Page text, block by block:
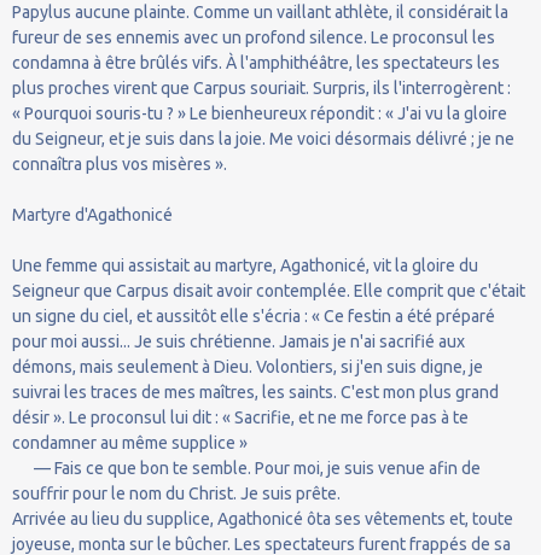
Papylus aucune plainte. Comme un vaillant athlète, il considérait la
fureur de ses ennemis avec un profond silence. Le proconsul les
condamna à être brûlés vifs. À l'amphithéâtre, les spectateurs les
plus proches virent que Carpus souriait. Surpris, ils l'interrogèrent :
« Pourquoi souris-tu ? » Le bienheureux répondit : « J'ai vu la gloire
du Seigneur, et je suis dans la joie. Me voici désormais délivré ; je ne
connaîtra plus vos misères ».
Martyre d'Agathonicé
Une femme qui assistait au martyre, Agathonicé, vit la gloire du
Seigneur que Carpus disait avoir contemplée. Elle comprit que c'était
un signe du ciel, et aussitôt elle s'écria : « Ce festin a été préparé
pour moi aussi... Je suis chrétienne. Jamais je n'ai sacrifié aux
démons, mais seulement à Dieu. Volontiers, si j'en suis digne, je
suivrai les traces de mes maîtres, les saints. C'est mon plus grand
désir ». Le proconsul lui dit : « Sacrifie, et ne me force pas à te
condamner au même supplice »
— Fais ce que bon te semble. Pour moi, je suis venue afin de
souffrir pour le nom du Christ. Je suis prête.
Arrivée au lieu du supplice, Agathonicé ôta ses vêtements et, toute
joyeuse, monta sur le bûcher. Les spectateurs furent frappés de sa